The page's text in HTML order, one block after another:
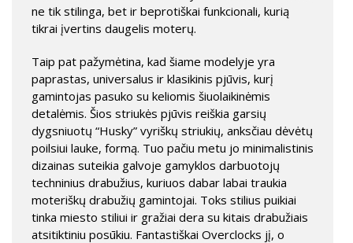
ne tik stilinga, bet ir beprotiškai funkcionali, kurią
tikrai įvertins daugelis moterų.
Taip pat pažymėtina, kad šiame modelyje yra
paprastas, universalus ir klasikinis pjūvis, kurį
gamintojas pasuko su keliomis šiuolaikinėmis
detalėmis. Šios striukės pjūvis reiškia garsių
dygsniuotų “Husky” vyriškų striukių, anksčiau dėvėtų
poilsiui lauke, formą. Tuo pačiu metu jo minimalistinis
dizainas suteikia galvoje gamyklos darbuotojų
techninius drabužius, kuriuos dabar labai traukia
moteriškų drabužių gamintojai. Toks stilius puikiai
tinka miesto stiliui ir gražiai dera su kitais drabužiais
atsitiktiniu posūkiu. Fantastiškai Overclocks jį, o